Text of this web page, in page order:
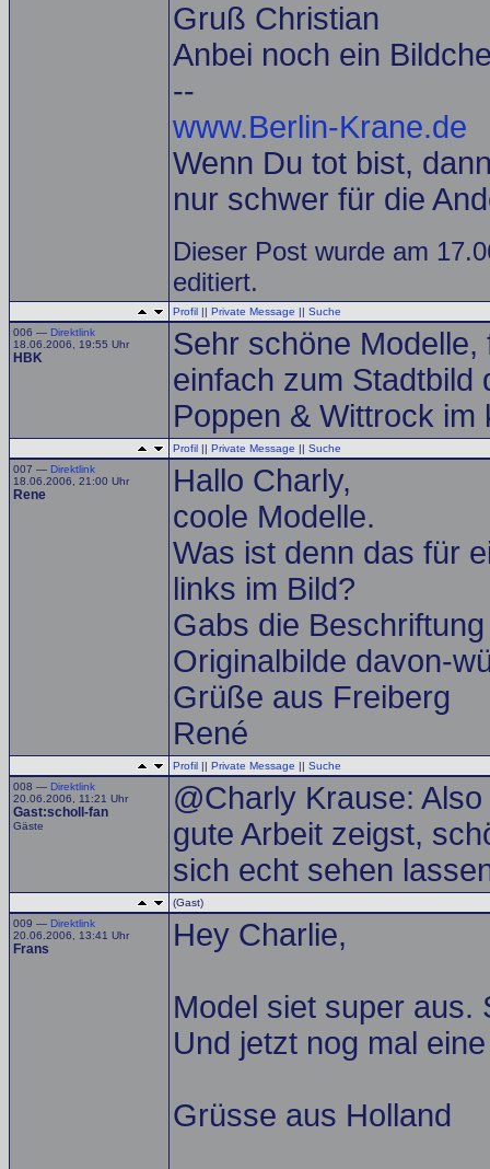
Gruß Christian
Anbei noch ein
--
www.Berlin-Krane.de
Wenn Du tot bist,
nur schwer für die
Dieser Post wurde am
editiert.
Profil || Private Message || Suche
006 — Direktlink
18.06.2006, 19:55 Uhr
HBK
Sehr schöne
einfach zum Stadtbild
Poppen & Wittrock im
Profil || Private Message || Suche
007 — Direktlink
18.06.2006, 21:00 Uhr
Rene
Hallo Charly,
coole Modelle.
Was ist denn das für
links im Bild?
Gabs die
Originalbilde davon-
Grüße aus Freiberg
René
Profil || Private Message || Suche
008 — Direktlink
20.06.2006, 11:21 Uhr
Gast:scholl-fan
Gäste
@Charly Krause:
gute Arbeit zeigst,
sich echt sehen
(Gast)
009 — Direktlink
20.06.2006, 13:41 Uhr
Frans Hey Charlie,
Model siet super aus.
Und jetzt nog mal
Grüsse aus Holland